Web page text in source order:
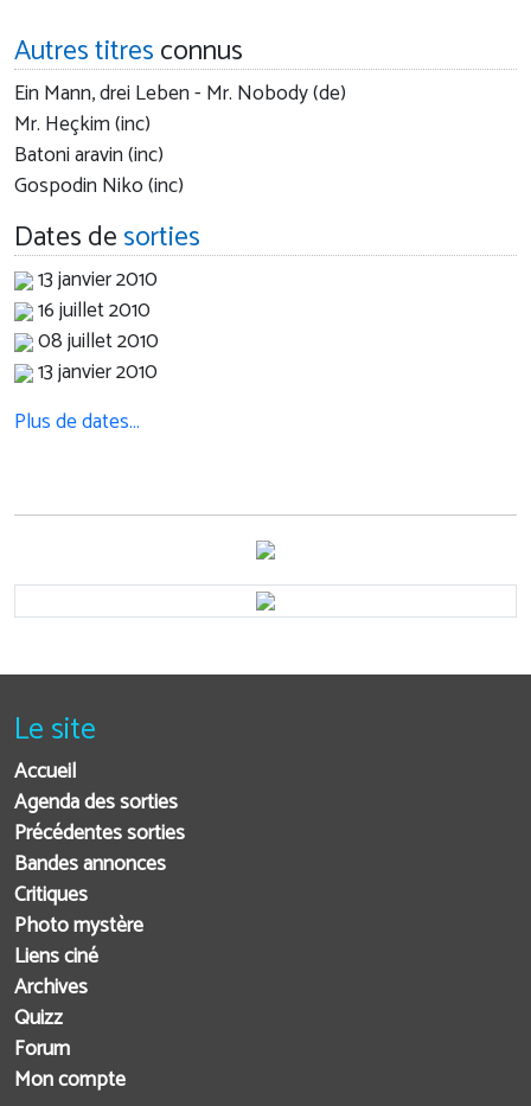
Autres titresconnus
Ein Mann, drei Leben - Mr. Nobody (de)
Mr. Heçkim (inc)
Batoni aravin (inc)
Gospodin Niko (inc)
Dates desorties
13 janvier 2010
16 juillet 2010
08 juillet 2010
13 janvier 2010
Plus de dates…
Le site
Accueil
Agenda des sorties
Précédentes sorties
Bandes annonces
Critiques
Photo mystère
Liens ciné
Archives
Quizz
Forum
Mon compte